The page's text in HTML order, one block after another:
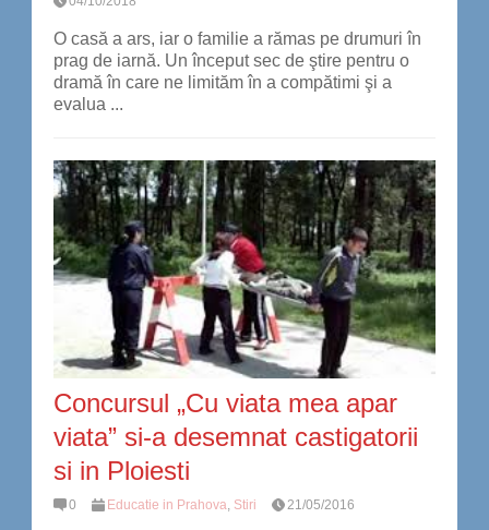
O casă a ars, iar o familie a rămas pe drumuri în
prag de iarnă. Un început sec de ştire pentru o
dramă în care ne limităm în a compătimi şi a
evalua ...
Concursul „Cu viata mea apar
viata” si-a desemnat castigatorii
si in Ploiesti
0 Educatie in Prahova Stiri 21/05/2016